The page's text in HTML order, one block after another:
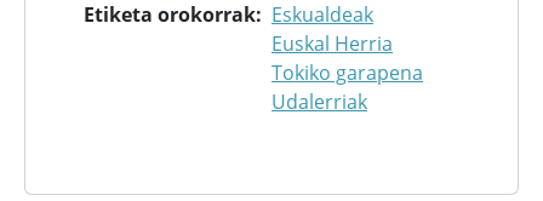
Etiketa orokorrak
Eskualdeak
Euskal Herria
Tokiko garapena
Udalerriak